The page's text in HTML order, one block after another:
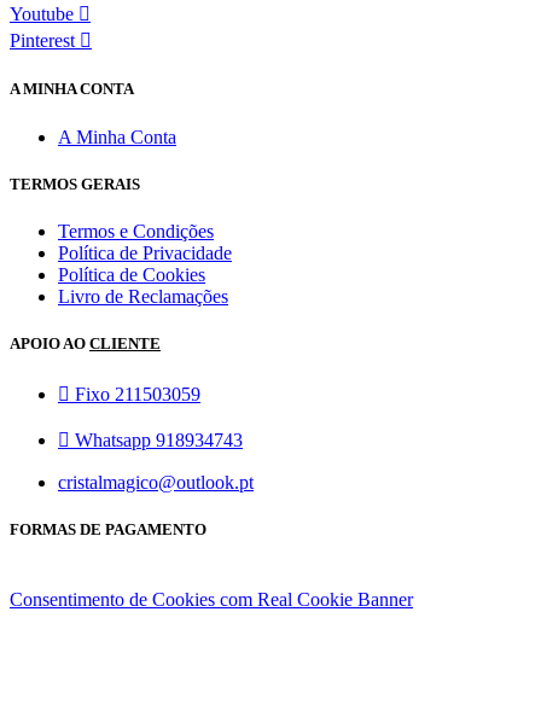
Youtube
Pinterest
A MINHA CONTA
A Minha Conta
TERMOS GERAIS
Termos e Condições
Política de Privacidade
Política de Cookies
Livro de Reclamações
APOIO AO CLIENTE
Fixo 211503059
Whatsapp 918934743
cristalmagico@outlook.pt
FORMAS DE PAGAMENTO
Consentimento de Cookies com Real Cookie Banner